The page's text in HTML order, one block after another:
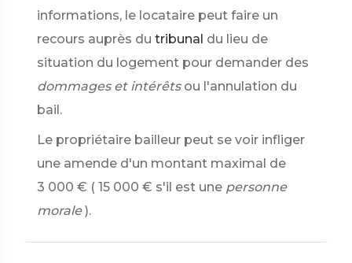
informations, le locataire peut faire un
recours auprès du tribunal du lieu de
situation du logement pour demander des
dommages et intérêts ou l'annulation du
bail.
Le propriétaire bailleur peut se voir infliger
une amende d'un montant maximal de
3 000 € ( 15 000 € s'il est une personne
morale ).